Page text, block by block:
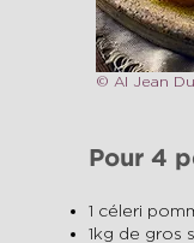
© AI Jean
Pour 4
1 céleri
1kg de gros